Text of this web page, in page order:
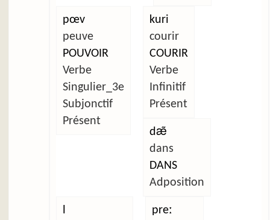
pœv
peuve
POUVOIR
Verbe
Singulier_3e
Subjonctif
Présent
kuri
courir
COURIR
Verbe
Infinitif
Présent
dæ̃
dans
DANS
Adposition
preː